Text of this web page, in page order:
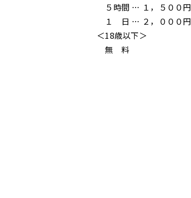
５時間 … １，５００円
１ 日 … ２，０００円
＜18歳以下＞
無 料